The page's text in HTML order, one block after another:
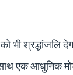
भी श्रद्धांजलि
एक आधुनिक